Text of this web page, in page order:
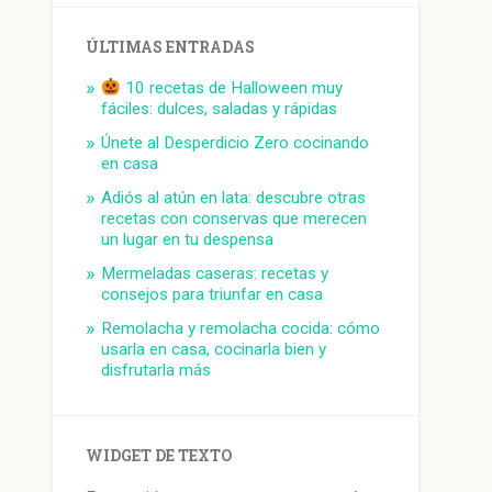
ÚLTIMAS ENTRADAS
10 recetas de Halloween muy
fáciles: dulces, saladas y rápidas
Únete al Desperdicio Zero cocinando
en casa
Adiós al atún en lata: descubre otras
recetas con conservas que merecen
un lugar en tu despensa
Mermeladas caseras: recetas y
consejos para triunfar en casa
Remolacha y remolacha cocida: cómo
usarla en casa, cocinarla bien y
disfrutarla más
WIDGET DE TEXTO